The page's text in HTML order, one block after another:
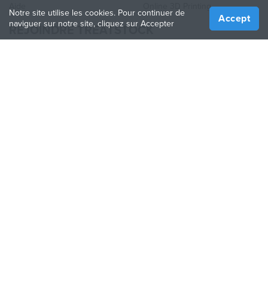
Online 3D Printing
REJOINDRE TREATSTOCK
Notre site utilise les cookies. Pour continuer de
naviguer sur notre site, cliquez sur Accepter
Accept